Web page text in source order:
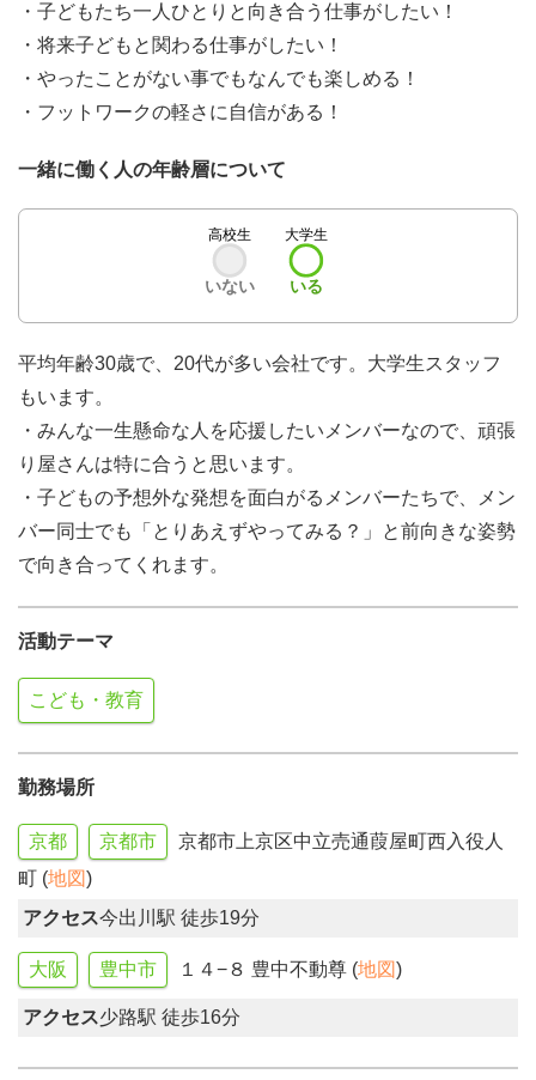
・子どもたち一人ひとりと向き合う仕事がしたい！
・将来子どもと関わる仕事がしたい！
・やったことがない事でもなんでも楽しめる！
・フットワークの軽さに自信がある！
一緒に働く人の年齢層について
高校生
いない
大学生
いる
平均年齢30歳で、20代が多い会社です。大学生スタッフ
もいます。
・みんな一生懸命な人を応援したいメンバーなので、頑張
り屋さんは特に合うと思います。
・子どもの予想外な発想を面白がるメンバーたちで、メン
バー同士でも「とりあえずやってみる？」と前向きな姿勢
で向き合ってくれます。
活動テーマ
こども・教育
勤務場所
京都 京都市
京都市上京区中立売通葭屋町西入役人
町 (地図)
アクセス今出川駅 徒歩19分
大阪 豊中市 １４−８ 豊中不動尊 (地図)
アクセス少路駅 徒歩16分